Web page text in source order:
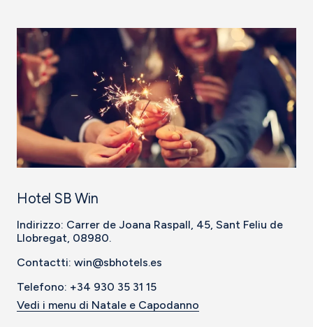
Hotel SB Win
Indirizzo: Carrer de Joana Raspall, 45, Sant Feliu de
Llobregat, 08980.
Contactti: win@sbhotels.es
Telefono: +34 930 35 31 15
Vedi i menu di Natale e Capodanno